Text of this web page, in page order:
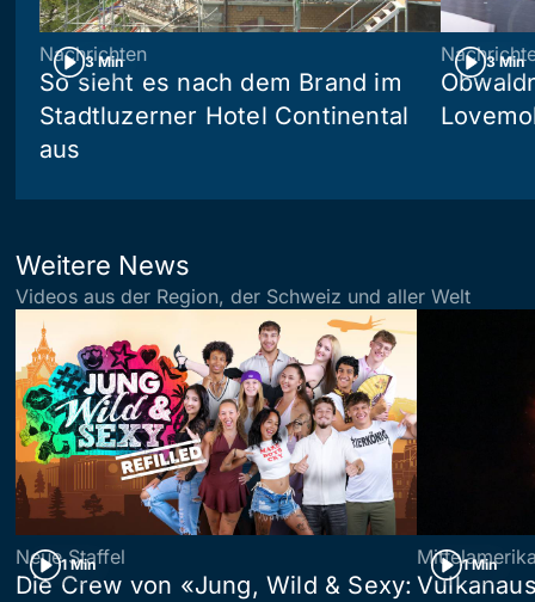
3 Min
Nachrichten
So sieht es nach dem Brand im
Stadtluzerner Hotel Continental
aus
3 Min
Weitere News
Videos aus der Region, der Schweiz und aller Welt
1 Min
Neue Staffel
Die Crew von «Jung, Wild & Sexy:
1 Min